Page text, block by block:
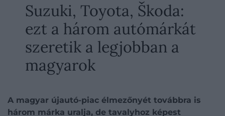
Suzuki, Toyota, Škoda:
ezt a három autómárkát
szeretik a legjobban a
magyarok
A magyar újautó-piac élmezőnyét továbbra is
három márka uralja, de tavalyhoz képest